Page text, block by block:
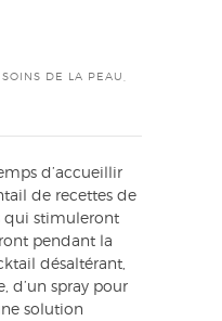
SOINS DE LA PEAU
d’accueillir
de recettes de
qui stimuleront
pendant la
désaltérant,
d’un spray pour
solution